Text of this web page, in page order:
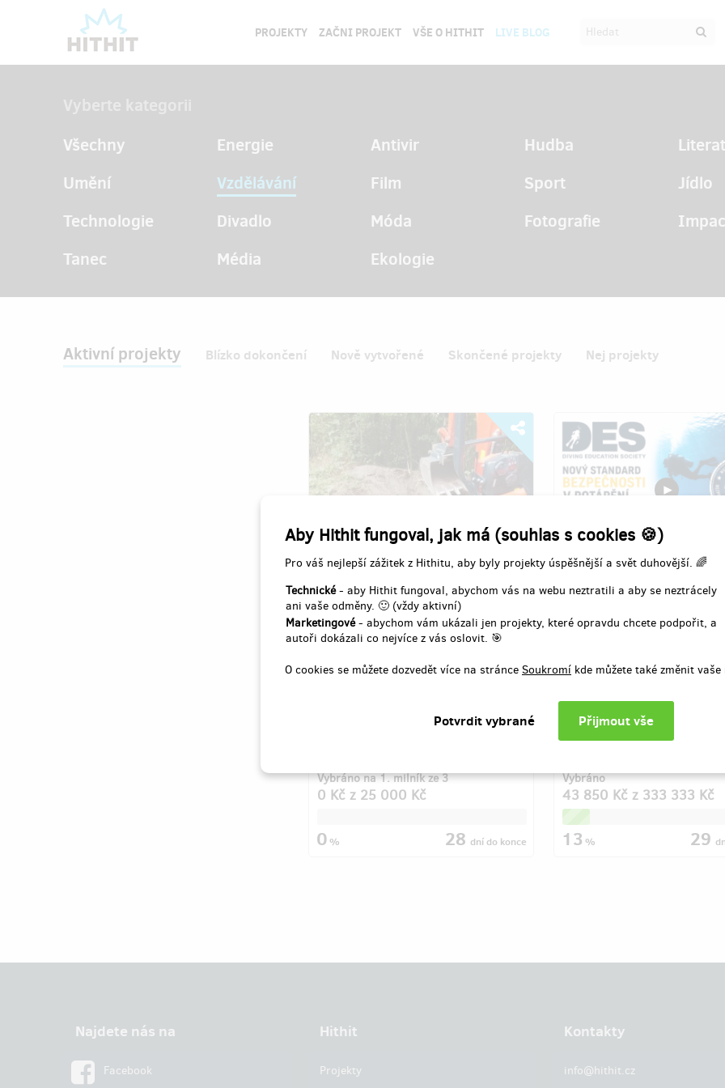
Aby Hithit fungoval, jak má (souhlas s cookies 🍪)
Pro váš nejlepší zážitek z Hithitu, aby byly projekty úspěšnější a svět duhovější. 🌈
Technické- aby Hithit fungoval, abychom vás na webu neztratili a aby se neztrácely
ani vaše odměny. 🙂 (vždy aktivní)
Marketingové- abychom vám ukázali jen projekty, které opravdu chcete podpořit, a
autoři dokázali co nejvíce z vás oslovit. 🎯
O cookies se můžete dozvedět více na stránce Soukromí kde můžete také změnit
PROJEKTY ZAČNI PROJEKT VŠE O HITHIT LIVE BLOG
Všechny
Energie Antivir Hudba
Umění
Vzdělávání Film Sport Jídlo
Technologie
Divadlo Móda Fotografie
Tanec
Média Ekologie
Aktivní projekty Blízko dokončení Nově vytvořené Skončené projekty Nej projekty
Vyzvednutí původních kolejnic
Autor:Marek Jindra
obnova technické památky
Vybráno na 1. milník ze 3
0 Kč z 25 000 Kč
0% 28 dní do konce
Realizace ISO norem pro
výcvikový potápěčský systém
Autor:Jarda Kočárek
zkušeností s výcvikem přes 3
cíl – bezpečný a kvalitní výcvik
kompromisů. Chceme působit
Vybráno
43 850 Kč z 333 333 Kč
13% 29
Najdete nás na
Facebook
Hithit
Projekty
Kontakty
info@hithit.cz